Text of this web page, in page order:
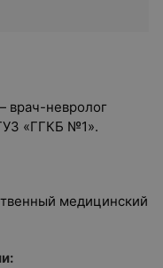
врач-невролог
«ГГКБ №1».
медицинский